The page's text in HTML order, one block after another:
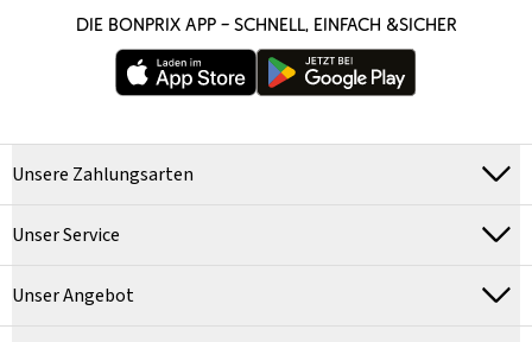
DIE BONPRIX APP – SCHNELL, EINFACH &SICHER
Unsere Zahlungsarten
Unser Service
Unser Angebot